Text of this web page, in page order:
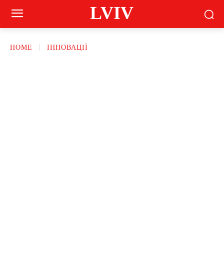
LVIV
HOME ІННОВАЦІЇ